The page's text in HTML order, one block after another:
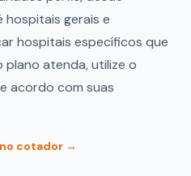
gerais e
hospitais específicos que
plano atenda, utilize o
acordo com suas
cotador →